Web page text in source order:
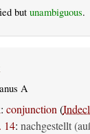
but unambiguous.
A
: conjunction (
14: nachgestellt